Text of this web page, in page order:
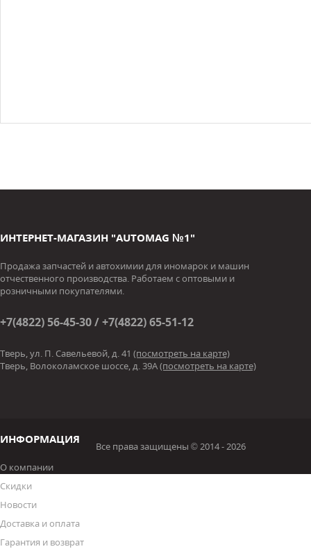
ИНТЕРНЕТ-МАГАЗИН "AUTOMAG №1"
Продажа запчастей и автохимии для иномарок и машин
отчественного производства. Работаем с оптовыми и
розничными покупателями.
+7(4822) 56-45-30 / +7(4822) 65-51-12
Тверь, ул. П. Савельевой, д. 41 (посмотреть на карте)
Тверь, Волоколамское шоссе, д. 39А(посмотреть на карте)
ИНФОРМАЦИЯ
О компании
Скидки
Новости
Доставка и оплата
Гарантия и возврат
Все права защищены © 2014 - 2026